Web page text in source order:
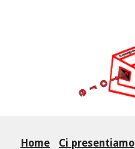
Home Ci presentiamo